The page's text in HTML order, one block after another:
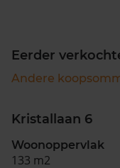
Eerder
Andere
Kristallaan 6
Woonoppervlak
133 m2